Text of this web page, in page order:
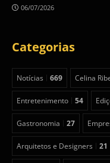
06/07/2026
Categorias
Notícias 669 Celina
Entretenimento 54
Gastronomia 27
Arquitetos e Designers 21